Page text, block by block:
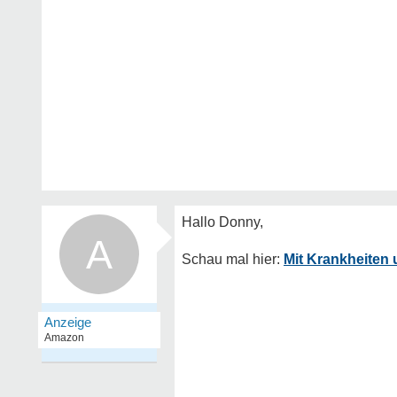
A Mit Krankheiten